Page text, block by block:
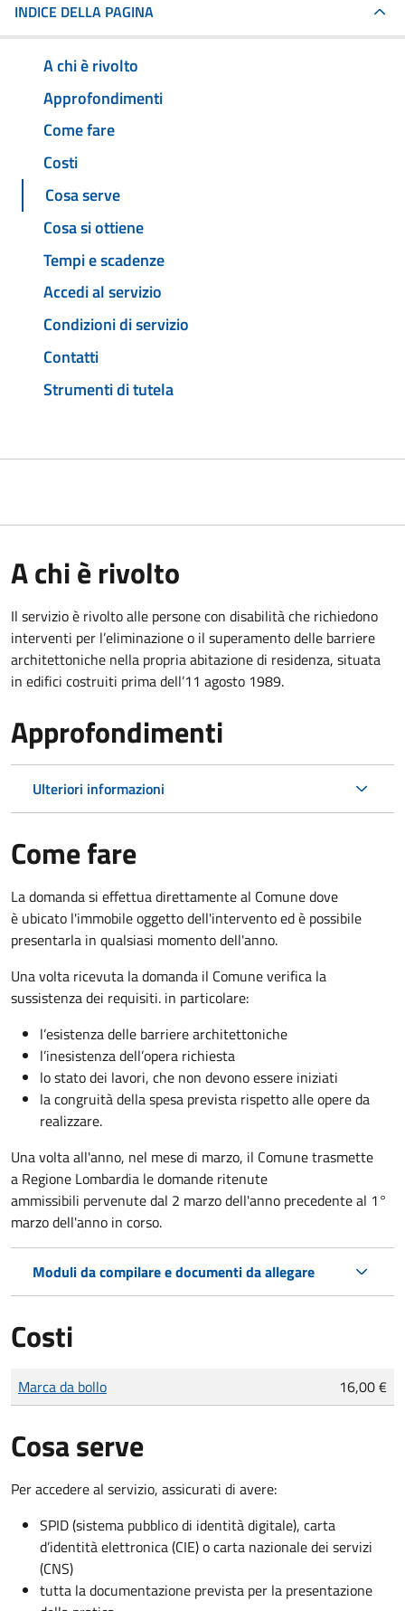
INDICE DELLA PAGINA
A chi è rivolto
Approfondimenti
Come fare
Costi
Cosa serve
Cosa si ottiene
Tempi e scadenze
Accedi al servizio
Condizioni di servizio
Contatti
Strumenti di tutela
A chi è rivolto
Il servizio è rivolto alle persone con disabilità che richiedono
interventi per l’eliminazione o il superamento delle barriere
architettoniche nella propria abitazione di residenza, situata
in edifici costruiti prima dell’11 agosto 1989.
Approfondimenti
Ulteriori informazioni
Come fare
La domanda si effettua direttamente al Comune dove
è ubicato l'immobile oggetto dell'intervento ed è possibile
presentarla in qualsiasi momento dell'anno.
Una volta ricevuta la domanda il Comune verifica la
sussistenza dei requisiti. in particolare:
l’esistenza delle barriere architettoniche
l’inesistenza dell’opera richiesta
lo stato dei lavori, che non devono essere iniziati
la congruità della spesa prevista rispetto alle opere da
realizzare.
Una volta all'anno, nel mese di marzo, il Comune trasmette
a Regione Lombardia le domande ritenute
ammissibili pervenute dal 2 marzo dell'anno precedente al 1°
marzo dell'anno in corso.
Moduli da compilare e documenti da allegare
Costi
Tipo di pagamento
Importo
Marca da bollo 16,00 €
Cosa serve
Per accedere al servizio, assicurati di avere:
SPID (sistema pubblico di identità digitale), carta
d’identità elettronica (CIE) o carta nazionale dei servizi
(CNS)
tutta la documentazione prevista per la presentazione